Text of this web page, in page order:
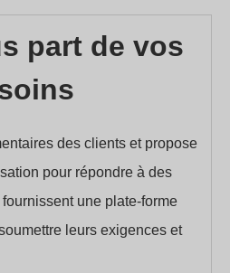
part de vos
des clients et propose
pour répondre à des
une plate-forme
leurs exigences et